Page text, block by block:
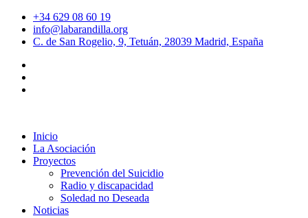
+34 629 08 60 19
info@labarandilla.org
C. de San Rogelio, 9, Tetuán, 28039 Madrid, España
Inicio
La Asociación
Proyectos
Prevención del Suicidio
Radio y discapacidad
Soledad no Deseada
Noticias